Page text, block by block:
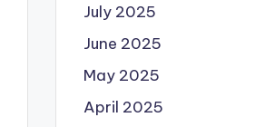
July 2025
June 2025
May 2025
April 2025